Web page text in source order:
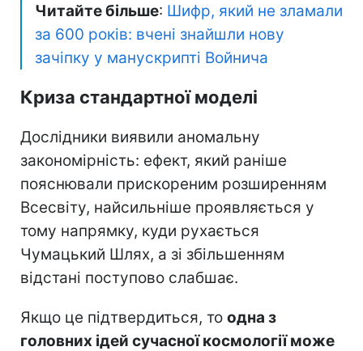
Читайте більше: Шифр, який не зламали
за 600 років: вчені знайшли нову
зачіпку у манускрипті Войнича
Криза стандартної моделі
Дослідники виявили аномальну
закономірність: ефект, який раніше
пояснювали прискореним розширенням
Всесвіту, найсильніше проявляється у
тому напрямку, куди рухається
Чумацький Шлях, а зі збільшенням
відстані поступово слабшає.
Якщо це підтвердиться, то одна з
головних ідей сучасної космології може